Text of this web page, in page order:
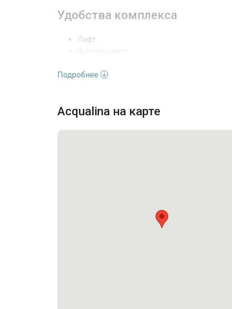
Удобства комплекса
Лифт
Бассейн
Парковка
Подробнее
Acqualina на карте